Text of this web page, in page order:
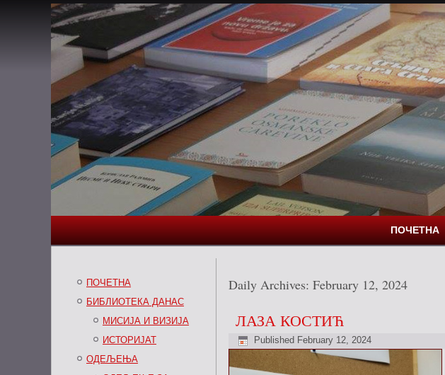
ПОЧЕТНА
ПОЧЕТНА
БИБЛИОТЕКА ДАНАС
МИСИЈА И ВИЗИЈА
ИСТОРИЈАТ
ОДЕЉЕЊА
Daily Archives: February 12, 2024
ЛАЗА КОСТИЋ
Published February 12, 2024